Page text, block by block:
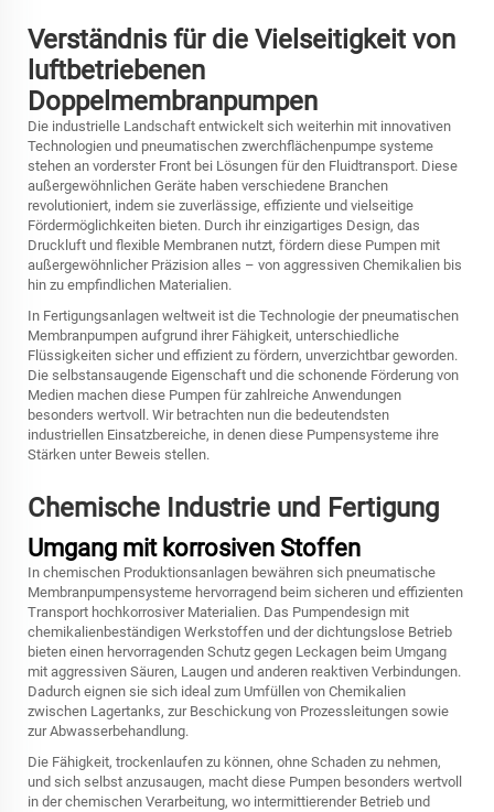
Verständnis für die Vielseitigkeit von
luftbetriebenen
Doppelmembranpumpen
Die industrielle Landschaft entwickelt sich weiterhin mit innovativen
Technologien und pneumatischen zwerchflächenpumpe systeme
stehen an vorderster Front bei Lösungen für den Fluidtransport. Diese
außergewöhnlichen Geräte haben verschiedene Branchen
revolutioniert, indem sie zuverlässige, effiziente und vielseitige
Fördermöglichkeiten bieten. Durch ihr einzigartiges Design, das
Druckluft und flexible Membranen nutzt, fördern diese Pumpen mit
außergewöhnlicher Präzision alles – von aggressiven Chemikalien bis
hin zu empfindlichen Materialien.
In Fertigungsanlagen weltweit ist die Technologie der pneumatischen
Membranpumpen aufgrund ihrer Fähigkeit, unterschiedliche
Flüssigkeiten sicher und effizient zu fördern, unverzichtbar geworden.
Die selbstansaugende Eigenschaft und die schonende Förderung von
Medien machen diese Pumpen für zahlreiche Anwendungen
besonders wertvoll. Wir betrachten nun die bedeutendsten
industriellen Einsatzbereiche, in denen diese Pumpensysteme ihre
Stärken unter Beweis stellen.
Chemische Industrie und Fertigung
Umgang mit korrosiven Stoffen
In chemischen Produktionsanlagen bewähren sich pneumatische
Membranpumpensysteme hervorragend beim sicheren und effizienten
Transport hochkorrosiver Materialien. Das Pumpendesign mit
chemikalienbeständigen Werkstoffen und der dichtungslose Betrieb
bieten einen hervorragenden Schutz gegen Leckagen beim Umgang
mit aggressiven Säuren, Laugen und anderen reaktiven Verbindungen.
Dadurch eignen sie sich ideal zum Umfüllen von Chemikalien
zwischen Lagertanks, zur Beschickung von Prozessleitungen sowie
zur Abwasserbehandlung.
Die Fähigkeit, trockenlaufen zu können, ohne Schaden zu nehmen,
und sich selbst anzusaugen, macht diese Pumpen besonders wertvoll
in der chemischen Verarbeitung, wo intermittierender Betrieb und